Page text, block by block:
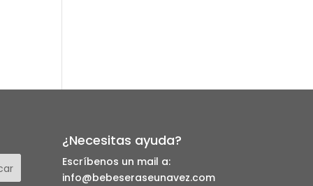
¿Necesitas ayuda?
Escríbenos un mail a:
info@bebeseraseunavez.com